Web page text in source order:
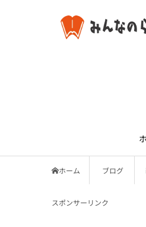
ホーム ブログ
スポンサーリンク